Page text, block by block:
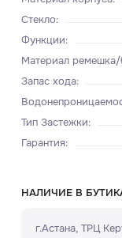
Стекло:
Функции:
Материал ремешка/
Запас хода:
Тип Застежки:
Гарантия:
НАЛИЧИЕ В
г.Астана, ТРЦ